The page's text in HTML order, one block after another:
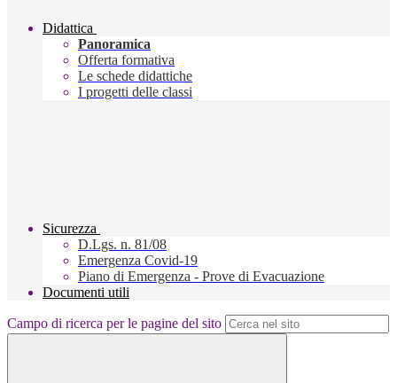
Didattica
Panoramica
Offerta formativa
Le schede didattiche
I progetti delle classi
Sicurezza
D.Lgs. n. 81/08
Emergenza Covid-19
Piano di Emergenza - Prove di Evacuazione
Documenti utili
Campo di ricerca per le pagine del sito